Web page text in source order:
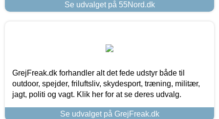
Se udvalget på 55Nord.dk
GrejFreak.dk forhandler alt det fede udstyr både til
outdoor, spejder, friluftsliv, skydesport, træning, militær,
jagt, politi og vagt. Klik her for at se deres udvalg.
Se udvalget på GrejFreak.dk